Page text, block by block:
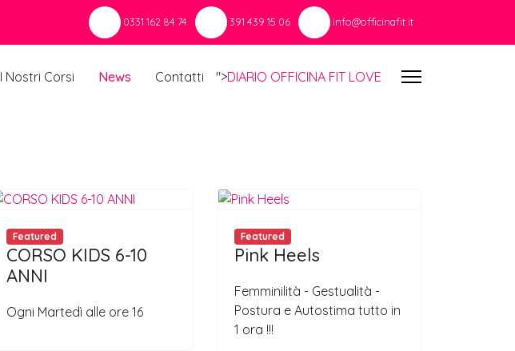
0331 162 84 74 391 439 15 06 info@officinafit.it
I Nostri Corsi News Contatti ">DIARIO OFFICINA FIT LOVE
Featured
CORSO KIDS 6-10
ANNI
Ogni Martedì alle ore 16
Featured
Pink Heels
Femminilità - Gestualità -
Postura e Autostima tutto in
1 ora !!!